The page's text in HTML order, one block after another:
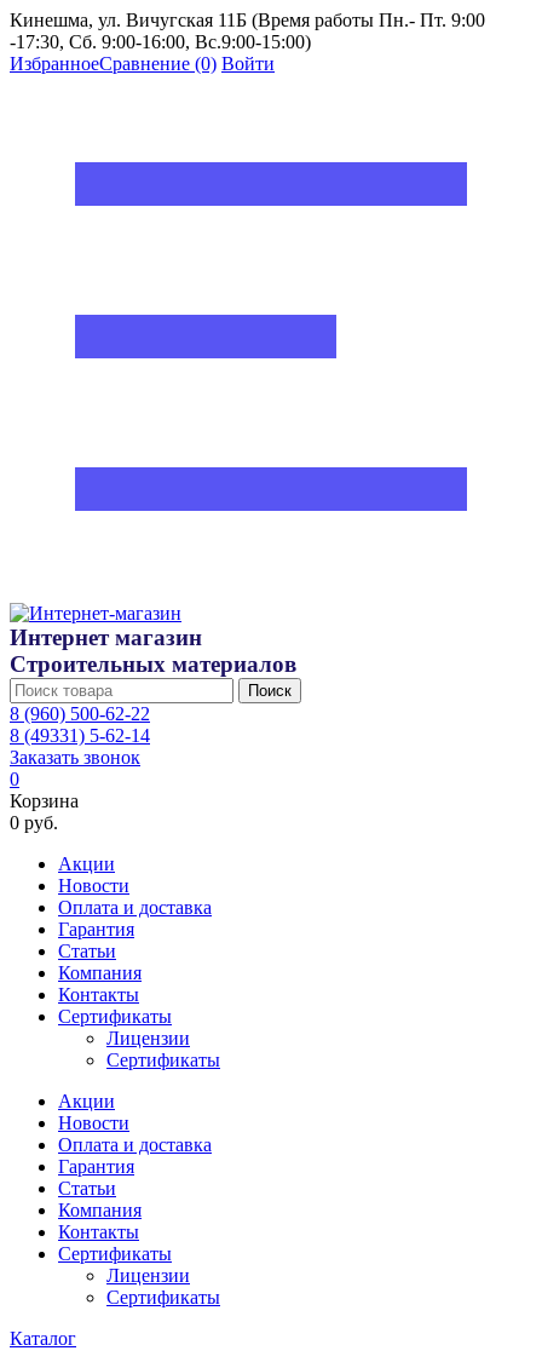
Кинешма, ул. Вичугская 11Б (Время работы Пн.- Пт. 9:00
-17:30, Сб. 9:00-16:00, Вс.9:00-15:00)
ИзбранноеСравнение (0) Войти
Интернет магазин
Строительных материалов
Поиск
8 (960) 500-62-22
8 (49331) 5-62-14
Заказать звонок
0
Корзина
0 руб.
Акции
Новости
Оплата и доставка
Гарантия
Статьи
Компания
Контакты
Сертификаты
Лицензии
Сертификаты
Акции
Новости
Оплата и доставка
Гарантия
Статьи
Компания
Контакты
Сертификаты
Лицензии
Сертификаты
Каталог